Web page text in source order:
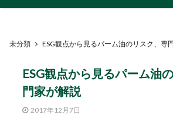
未分類 ESG観点から見るパーム油のリスク、専
ESG観点から見るパーム油
門家が解説
2017年12月7日